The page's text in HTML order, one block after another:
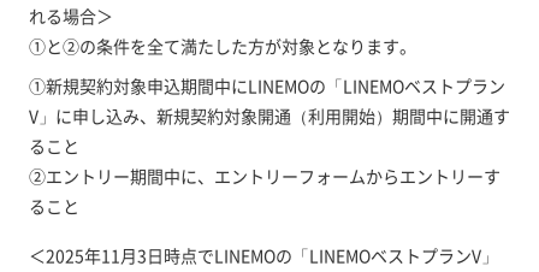
れる場合＞
①と②の条件を全て満たした方が対象となります。
①新規契約対象申込期間中にLINEMOの「LINEMOベストプラン
V」に申し込み、新規契約対象開通（利用開始）期間中に開通す
ること
②エントリー期間中に、エントリーフォームからエントリーす
ること
＜2025年11月3日時点でLINEMOの「LINEMOベストプランV」